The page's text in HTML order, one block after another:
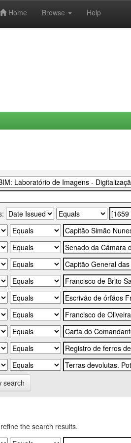
Home Browse Help
search
the search results.